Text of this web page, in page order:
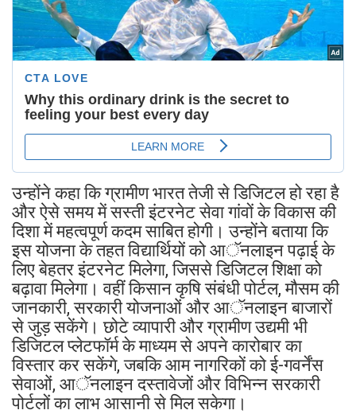
उन्होंने कहा कि ग्रामीण भारत तेजी से डिजिटल हो रहा है
और ऐसे समय में सस्ती इंटरनेट सेवा गांवों के विकास की
दिशा में महत्वपूर्ण कदम साबित होगी। उन्होंने बताया कि
इस योजना के तहत विद्यार्थियों को आॅनलाइन पढ़ाई के
लिए बेहतर इंटरनेट मिलेगा, जिससे डिजिटल शिक्षा को
बढ़ावा मिलेगा। वहीं किसान कृषि संबंधी पोर्टल, मौसम की
जानकारी, सरकारी योजनाओं और आॅनलाइन बाजारों
से जुड़ सकेंगे। छोटे व्यापारी और ग्रामीण उद्यमी भी
डिजिटल प्लेटफॉर्म के माध्यम से अपने कारोबार का
विस्तार कर सकेंगे, जबकि आम नागरिकों को ई-गवर्नेंस
सेवाओं, आॅनलाइन दस्तावेजों और विभिन्न सरकारी
पोर्टलों का लाभ आसानी से मिल सकेगा।